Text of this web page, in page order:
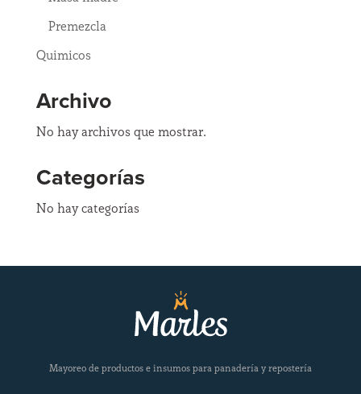
Premezcla
Quimicos
Archivo
No hay archivos que mostrar.
Categorías
No hay categorías
Mayoreo de productos e insumos para panadería y repostería